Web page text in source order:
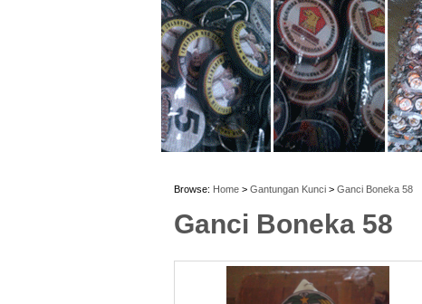
Browse: Home > Gantungan Kunci > Ganci Boneka 58
Ganci Boneka 58